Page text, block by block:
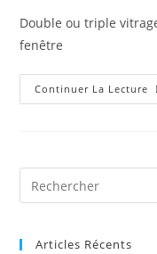
Double ou triple
fenêtre
Continuer La Lecture
Articles Récents